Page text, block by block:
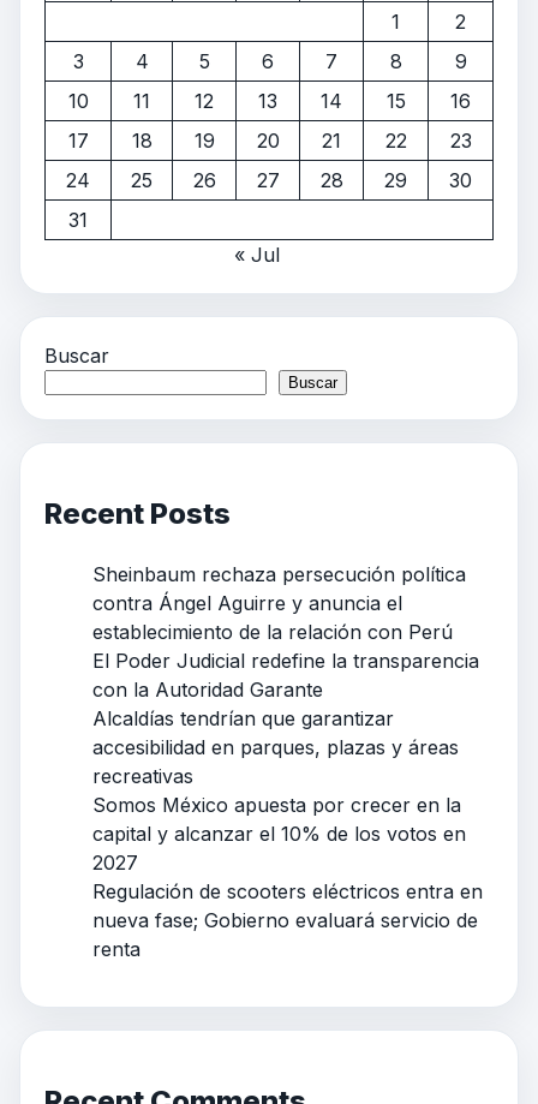
1
2
3
4 5 6 7 8
9
10
11 12 13 14 15
16
17
18 19 20 21 22
23
24
25 26 27 28 29
30
31
« Jul
Buscar
Buscar
Recent Posts
Sheinbaum rechaza persecución política
contra Ángel Aguirre y anuncia el
establecimiento de la relación con Perú
El Poder Judicial redefine la transparencia
con la Autoridad Garante
Alcaldías tendrían que garantizar
accesibilidad en parques, plazas y áreas
recreativas
Somos México apuesta por crecer en la
capital y alcanzar el 10% de los votos en
2027
Regulación de scooters eléctricos entra en
nueva fase; Gobierno evaluará servicio de
renta